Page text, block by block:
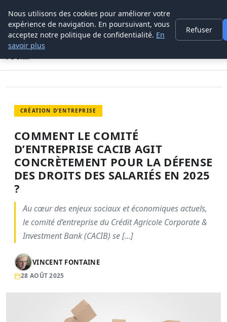
POUVOIR OUVRIER
ACCUEIL
CRÉATION D’ENTREPRISE
COMMENT LE COMITÉ D’ENTREPRISE CACIB AGIT CONCRÈTEMENT
POUR…
CRÉATION D’ENTREPRISE
COMMENT LE COMITÉ
D’ENTREPRISE CACIB AGIT
CONCRÈTEMENT POUR LA DÉFENSE
DES DROITS DES SALARIÉS EN 2025
?
Au cœur des enjeux sociaux et économiques actuels,
le comité d’entreprise du Crédit Agricole Corporate &
Investment Bank (CACIB) se […]
VINCENT FONTAINE
28 AOÛT 2025
Nous utilisons des cookies pour améliorer votre
expérience de navigation. En poursuivant, vous
acceptez notre politique de confidentialité. En
savoir plus
Refuser